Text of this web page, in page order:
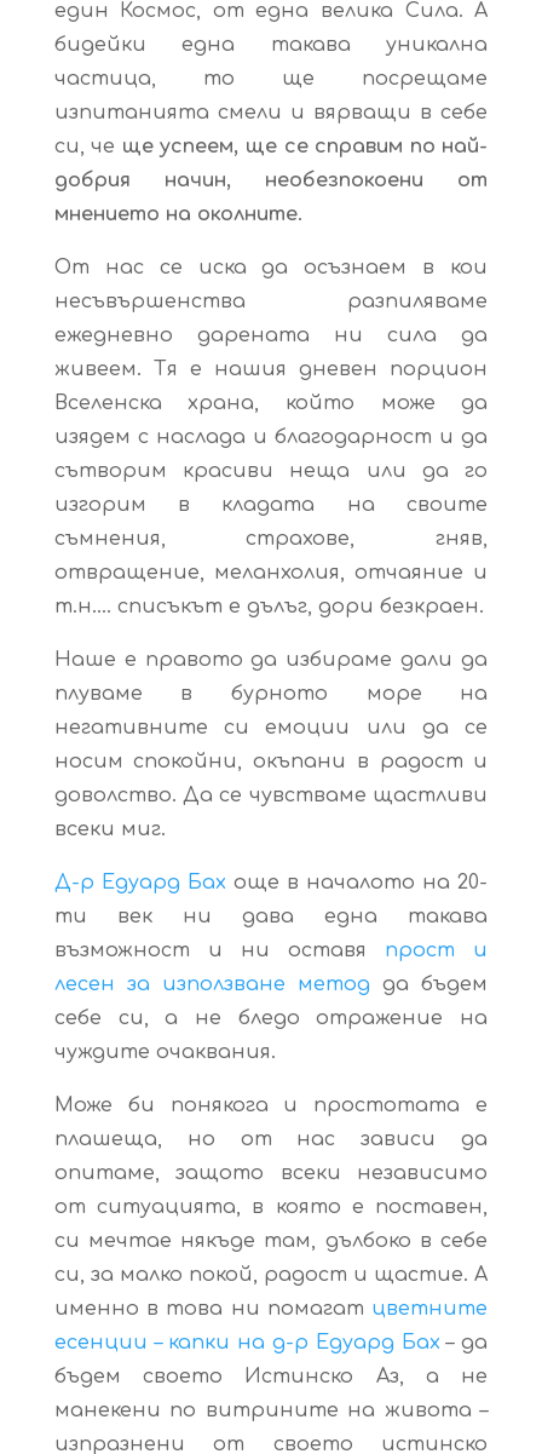
един Космос, от една велика Сила. А
бидейки една такава уникална
частица, то ще посрещаме
изпитанията смели и вярващи в себе
си, че ще успеем, ще се справим по най-
добрия начин, необезпокоени от
мнението на околните.
От нас се иска да осъзнаем в кои
несъвършенства разпиляваме
ежедневно дарената ни сила да
живеем. Тя е нашия дневен порцион
Вселенска храна, който може да
изядем с наслада и благодарност и да
сътворим красиви неща или да го
изгорим в кладата на своите
съмнения, страхове, гняв,
отвращение, меланхолия, отчаяние и
т.н…. списъкът е дълъг, дори безкраен.
Наше е правото да избираме дали да
плуваме в бурното море на
негативните си емоции или да се
носим спокойни, окъпани в радост и
доволство. Да се чувстваме щастливи
всеки миг.
Д-р Едуард Бах още в началото на 20-
ти век ни дава една такава
възможност и ни оставя прост и
лесен за използване методда бъдем
себе си, а не бледо отражение на
чуждите очаквания.
Може би понякога и простотата е
плашеща, но от нас зависи да
опитаме, защото всеки независимо
от ситуацията, в която е поставен,
си мечтае някъде там, дълбоко в себе
си, за малко покой, радост и щастие. А
именно в това ни помагат цветните
есенции – капки на д-р Едуард Бах– да
бъдем своето Истинско Аз, а не
манекени по витрините на живота –
изпразнени от своето истинско